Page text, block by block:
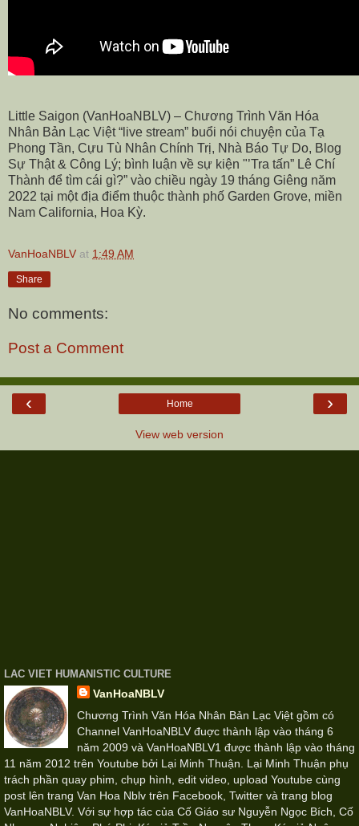
Little Saigon (VanHoaNBLV) – Chương Trình Văn Hóa
Nhân Bản Lạc Việt “live stream” buổi nói chuyện của Tạ
Phong Tần, Cựu Tù Nhân Chính Trị, Nhà Báo Tự Do, Blog
Sự Thật & Công Lý; bình luận về sự kiện "’Tra tấn” Lê Chí
Thành để tìm cái gì?” vào chiều ngày 19 tháng Giêng năm
2022 tại một địa điểm thuộc thành phố Garden Grove, miền
Nam California, Hoa Kỳ.
VanHoaNBLV at 1:49 AM
Share
No comments:
Post a Comment
‹ ›
Home
View web version
LAC VIET HUMANISTIC CULTURE
VanHoaNBLV
Chương Trình Văn Hóa Nhân Bản Lạc Việt gồm có
Channel VanHoaNBLV đuợc thành lập vào tháng 6
năm 2009 và VanHoaNBLV1 được thành lập vào tháng
11 năm 2012 trên Youtube bởi Lại Minh Thuận. Lại Minh Thuận phụ
trách phần quay phim, chụp hình, edit video, upload Youtube cùng
post lên trang Van Hoa Nblv trên Facebook, Twitter và trang blog
VanHoaNBLV. Với sự hợp tác của Cố Giáo sư Nguyễn Ngọc Bích, Cố